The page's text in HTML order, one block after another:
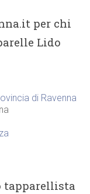
per chi
Lido
di Ravenna
tapparellista